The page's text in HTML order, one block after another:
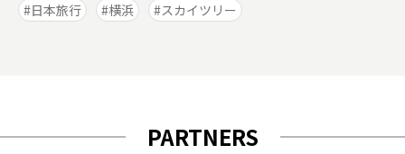
日本旅行
横浜 スカイツリー
PARTNERS